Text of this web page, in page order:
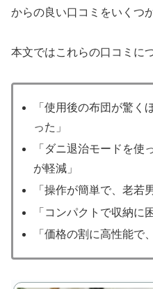
からの良い口コミをいくつ
本文ではこれらの口コミに
「使用後の布団が驚く
った」
「ダニ退治モードを使
が軽減」
「操作が簡単で、老若
「コンパクトで収納に
「価格の割に高性能で